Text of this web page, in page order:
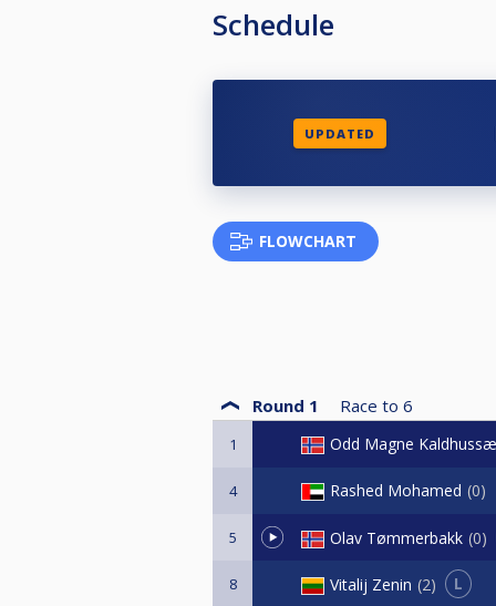
Vel møtt, og lykke til!
Schedule
UPDATED
FLOWCHART
Round 1 Race to 6
1 Odd Magne
4 Rashed Mohamed 0
5 Olav Tømmerbakk 0
8 Vitalij Zenin 2 L